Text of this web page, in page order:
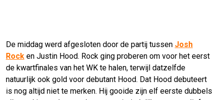
De middag werd afgesloten door de partij tussen Josh
Rock en Justin Hood. Rock ging proberen om voor het eerst
de kwartfinales van het WK te halen, terwijl datzelfde
natuurlijk ook gold voor debutant Hood. Dat Hood debuteert
is nog altijd niet te merken. Hij gooide zijn elf eerste dubbels